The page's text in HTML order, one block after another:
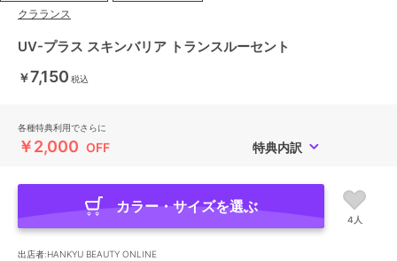
クラランス
UV-プラス スキンバリア トランスルーセント
￥7,150 税込
各種特典利用でさらに
￥2,000 OFF 特典内訳
カラー・サイズを選ぶ
4人
出店者:HANKYU BEAUTY ONLINE